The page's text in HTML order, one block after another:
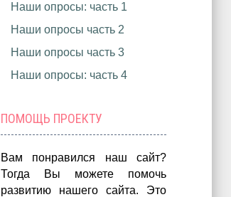
Наши опросы: часть 1
Наши опросы часть 2
Наши опросы часть 3
Наши опросы: часть 4
ПОМОЩЬ ПРОЕКТУ
Вам понравился наш сайт?
Тогда Вы можете помочь
развитию нашего сайта. Это